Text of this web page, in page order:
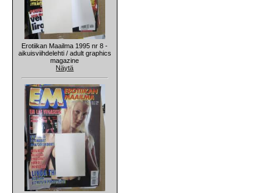
Erotiikan Maailma 1995 nr 8 -
aikuisviihdelehti / adult graphics
magazine
Näytä